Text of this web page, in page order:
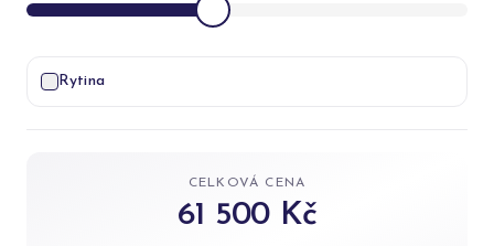
Rytina
CELKOVÁ CENA
61 500 Kč